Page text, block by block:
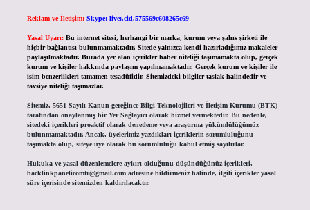
Reklam ve İletişim: Skype: live:.cid.575569c608265c69
Yasal Uyarı: Bu internet sitesi, herhangi bir marka, kurum veya şahıs şirketi ile
hiçbir bağlantısı bulunmamaktadır. Sitede yalnızca kendi hazırladığımız makaleler
paylaşılmaktadır. Burada yer alan içerikler haber niteliği taşımamakta olup, gerçek
kurum ve kişiler hakkında paylaşım yapılmamaktadır. Gerçek kurum ve kişiler ile
isim benzerlikleri tamamen tesadüfidir. Sitemizdeki bilgiler taslak halindedir ve
tavsiye niteliği taşımazlar.
Sitemiz, 5651 Sayılı Kanun gereğince Bilgi Teknolojileri ve İletişim Kurumu (BTK)
tarafından onaylanmış bir Yer Sağlayıcı olarak hizmet vermektedir. Bu nedenle,
sitedeki içerikleri proaktif olarak denetleme veya araştırma yükümlülüğümüz
bulunmamaktadır. Ancak, üyelerimiz yazdıkları içeriklerin sorumluluğunu
taşımakta olup, siteye üye olarak bu sorumluluğu kabul etmiş sayılırlar.
Hukuka ve yasal düzenlemelere aykırı olduğunu düşündüğünüz içerikleri,
backlinkpanelicomtr@gmail.comadresine bildirmeniz halinde, ilgili içerikler yasal
süre içerisinde sitemizden kaldırılacaktır.